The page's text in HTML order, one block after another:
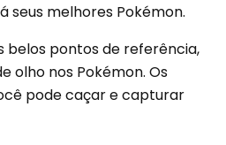
melhores Pokémon.
belos pontos de referência,
olho nos Pokémon. Os
pode caçar e capturar